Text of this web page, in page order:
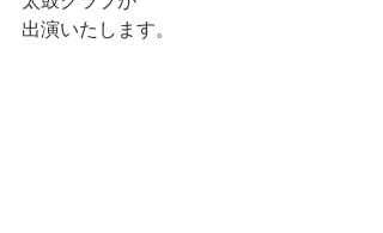
出演いたします。